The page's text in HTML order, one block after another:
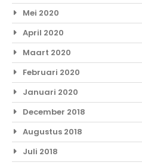
Mei 2020
April 2020
Maart 2020
Februari 2020
Januari 2020
December 2018
Augustus 2018
Juli 2018